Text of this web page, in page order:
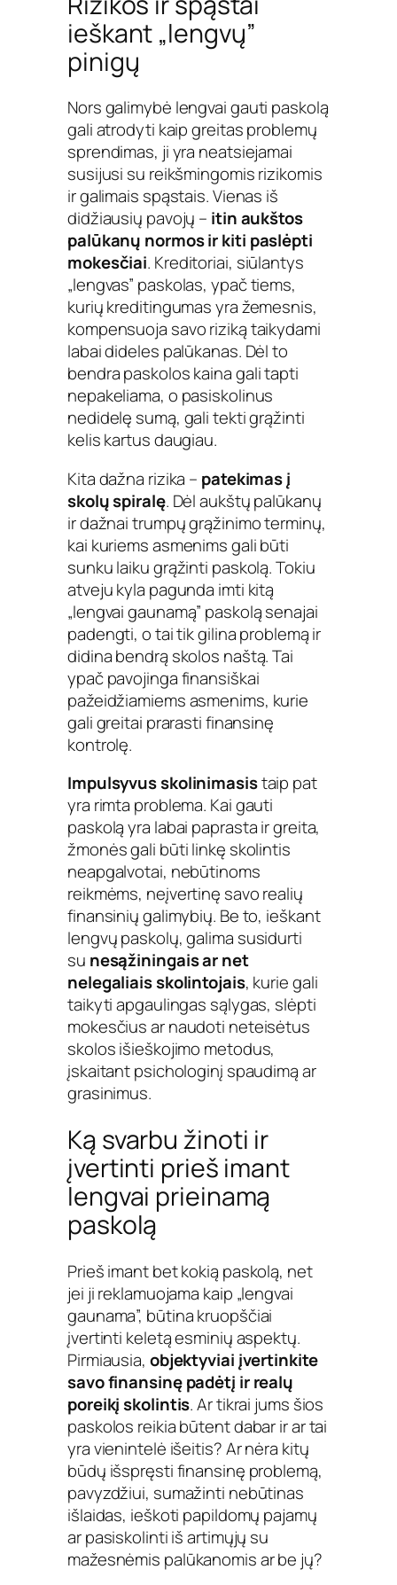
ieškant „lengvų”
pinigų
Nors galimybė lengvai gauti paskolą
gali atrodyti kaip greitas problemų
sprendimas, ji yra neatsiejamai
susijusi su reikšmingomis rizikomis
ir galimais spąstais. Vienas iš
didžiausių pavojų – itin aukštos
palūkanų normos ir kiti paslėpti
mokesčiai. Kreditoriai, siūlantys
„lengvas” paskolas, ypač tiems,
kurių kreditingumas yra žemesnis,
kompensuoja savo riziką taikydami
labai dideles palūkanas. Dėl to
bendra paskolos kaina gali tapti
nepakeliama, o pasiskolinus
nedidelę sumą, gali tekti grąžinti
kelis kartus daugiau.
Kita dažna rizika – patekimas į
skolų spiralę. Dėl aukštų palūkanų
ir dažnai trumpų grąžinimo terminų,
kai kuriems asmenims gali būti
sunku laiku grąžinti paskolą. Tokiu
atveju kyla pagunda imti kitą
„lengvai gaunamą” paskolą senajai
padengti, o tai tik gilina problemą ir
didina bendrą skolos naštą. Tai
ypač pavojinga finansiškai
pažeidžiamiems asmenims, kurie
gali greitai prarasti finansinę
kontrolę.
Impulsyvus skolinimasistaip pat
yra rimta problema. Kai gauti
paskolą yra labai paprasta ir greita,
žmonės gali būti linkę skolintis
neapgalvotai, nebūtinoms
reikmėms, neįvertinę savo realių
finansinių galimybių. Be to, ieškant
lengvų paskolų, galima susidurti
su nesąžiningais ar net
nelegaliais skolintojais, kurie gali
taikyti apgaulingas sąlygas, slėpti
mokesčius ar naudoti neteisėtus
skolos išieškojimo metodus,
įskaitant psichologinį spaudimą ar
grasinimus.
Ką svarbu žinoti ir
įvertinti prieš imant
lengvai prieinamą
paskolą
Prieš imant bet kokią paskolą, net
jei ji reklamuojama kaip „lengvai
gaunama”, būtina kruopščiai
įvertinti keletą esminių aspektų.
Pirmiausia, objektyviai įvertinkite
savo finansinę padėtį ir realų
poreikį skolintis. Ar tikrai jums šios
paskolos reikia būtent dabar ir ar tai
yra vienintelė išeitis? Ar nėra kitų
būdų išspręsti finansinę problemą,
pavyzdžiui, sumažinti nebūtinas
išlaidas, ieškoti papildomų pajamų
ar pasiskolinti iš artimųjų su
mažesnėmis palūkanomis ar be jų?